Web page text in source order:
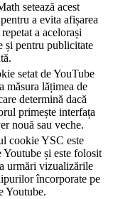
setează acest
a evita afișarea
a acelorași
și pentru publicitate
setat de YouTube
măsura lățimea de
determină dacă
primește interfața
nouă sau veche.
cookie YSC este
Youtube și este folosit
urmări vizualizările
încorporate pe
Youtube.